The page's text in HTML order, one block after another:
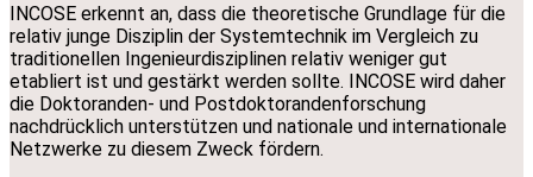
INCOSE erkennt an, dass die theoretische Grundlage für die
relativ junge Disziplin der Systemtechnik im Vergleich zu
traditionellen Ingenieurdisziplinen relativ weniger gut
etabliert ist und gestärkt werden sollte. INCOSE wird daher
die Doktoranden- und Postdoktorandenforschung
nachdrücklich unterstützen und nationale und internationale
Netzwerke zu diesem Zweck fördern.